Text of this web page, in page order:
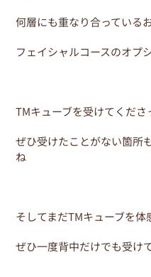
何層にも重なり合っている
フェイシャルコースのオプ
TMキューブを受けてくださ
ぜひ受けたことがない箇所
ね
そしてまだTMキューブを
ぜひ一度背中だけでも受け